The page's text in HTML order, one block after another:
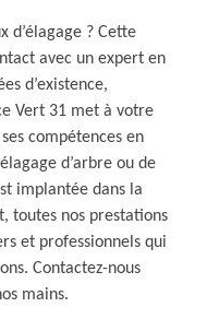
d’élagage ? Cette
avec un expert en
d’existence,
Vert 31 met à votre
compétences en
d’arbre ou de
implantée dans la
toutes nos prestations
et professionnels qui
Contactez-nous
mains.